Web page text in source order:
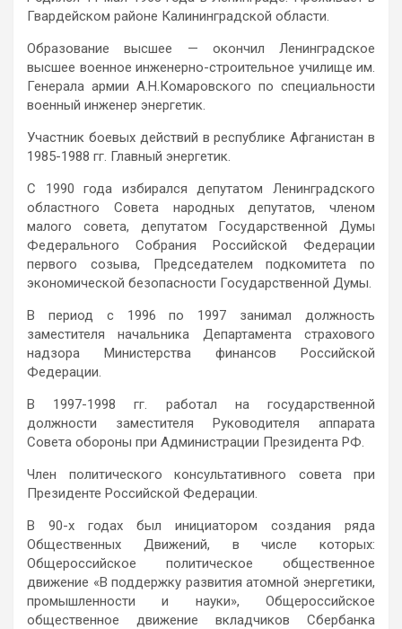
Гвардейском районе Калининградской области.
Образование высшее — окончил Ленинградское
высшее военное инженерно-строительное училище им.
Генерала армии А.Н.Комаровского по специальности
военный инженер энергетик.
Участник боевых действий в республике Афганистан в
1985-1988 гг. Главный энергетик.
С 1990 года избирался депутатом Ленинградского
областного Совета народных депутатов, членом
малого совета, депутатом Государственной Думы
Федерального Собрания Российской Федерации
первого созыва, Председателем подкомитета по
экономической безопасности Государственной Думы.
В период с 1996 по 1997 занимал должность
заместителя начальника Департамента страхового
надзора Министерства финансов Российской
Федерации.
В 1997-1998 гг. работал на государственной
должности заместителя Руководителя аппарата
Совета обороны при Администрации Президента РФ.
Член политического консультативного совета при
Президенте Российской Федерации.
В 90-х годах был инициатором создания ряда
Общественных Движений, в числе которых:
Общероссийское политическое общественное
движение «В поддержку развития атомной энергетики,
промышленности и науки», Общероссийское
общественное движение вкладчиков Сбербанка